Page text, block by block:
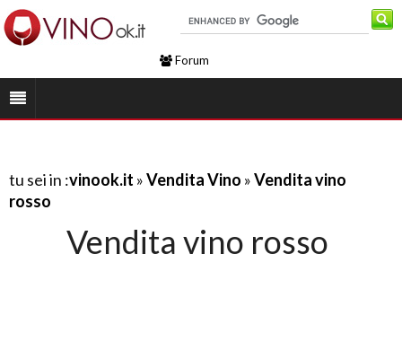
Forum
tu sei in :vinook.it »Vendita Vino »Vendita vino
rosso
Vendita vino rosso